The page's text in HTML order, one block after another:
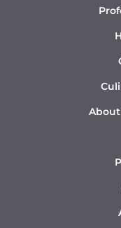
About